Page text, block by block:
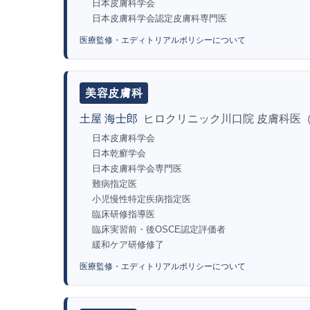
日本皮膚科学会
日本皮膚科学会認定皮膚科専門医
医療監修・エディトリアルポリシーについて
美容皮膚科
土屋 海士郎 ヒロクリニック川口院 皮膚科医
日本皮膚科学会
日本乾癬学会
日本皮膚科学会専門医
難病指定医
小児慢性特定疾病指定医
臨床研修指導医
臨床実習前・後OSCE認定評価者
緩和ケア研修修了
医療監修・エディトリアルポリシーについて